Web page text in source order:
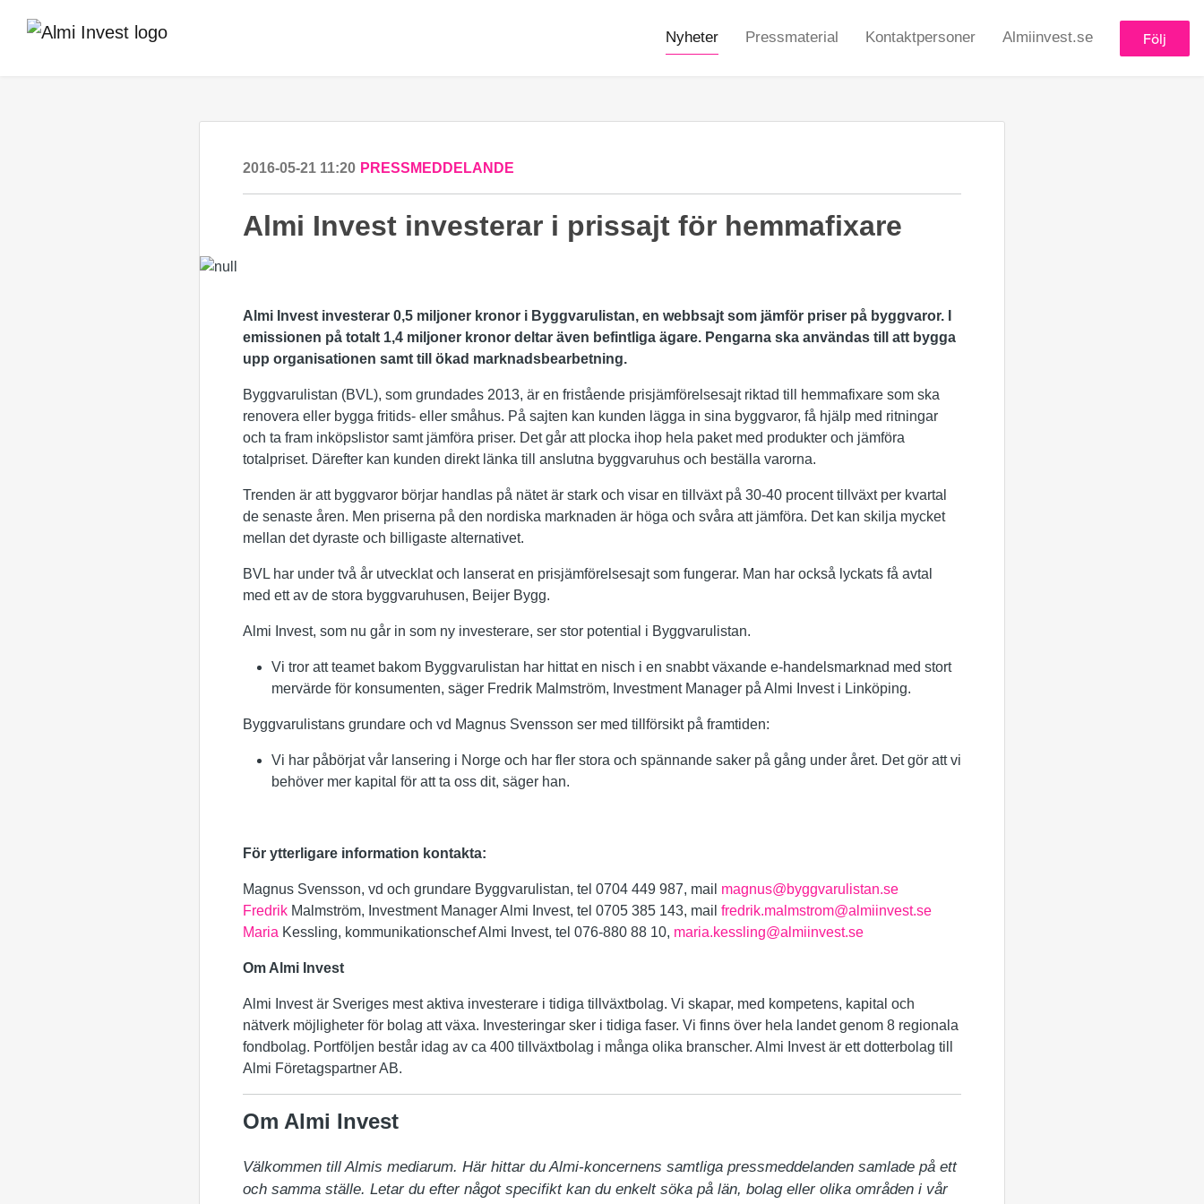
Nyheter Pressmaterial Kontaktpersoner Almiinvest.se Följ
2016-05-21 11:20 PRESSMEDDELANDE
Almi Invest investerar i prissajt för hemmafixare
Almi Invest investerar 0,5 miljoner kronor i Byggvarulistan, en webbsajt som jämför priser på byggvaror. I
emissionen på totalt 1,4 miljoner kronor deltar även befintliga ägare. Pengarna ska användas till att bygga
upp organisationen samt till ökad marknadsbearbetning.
Byggvarulistan (BVL), som grundades 2013, är en fristående prisjämförelsesajt riktad till hemmafixare som ska
renovera eller bygga fritids- eller småhus. På sajten kan kunden lägga in sina byggvaror, få hjälp med ritningar
och ta fram inköpslistor samt jämföra priser. Det går att plocka ihop hela paket med produkter och jämföra
totalpriset. Därefter kan kunden direkt länka till anslutna byggvaruhus och beställa varorna.
Trenden är att byggvaror börjar handlas på nätet är stark och visar en tillväxt på 30-40 procent tillväxt per kvartal
de senaste åren. Men priserna på den nordiska marknaden är höga och svåra att jämföra. Det kan skilja mycket
mellan det dyraste och billigaste alternativet.
BVL har under två år utvecklat och lanserat en prisjämförelsesajt som fungerar. Man har också lyckats få avtal
med ett av de stora byggvaruhusen, Beijer Bygg.
Almi Invest, som nu går in som ny investerare, ser stor potential i Byggvarulistan.
Vi tror att teamet bakom Byggvarulistan har hittat en nisch i en snabbt växande e-handelsmarknad med stort
mervärde för konsumenten, säger Fredrik Malmström, Investment Manager på Almi Invest i Linköping.
Byggvarulistans grundare och vd Magnus Svensson ser med tillförsikt på framtiden:
Vi har påbörjat vår lansering i Norge och har fler stora och spännande saker på gång under året. Det gör att vi
behöver mer kapital för att ta oss dit, säger han.
För ytterligare information kontakta:
Magnus Svensson, vd och grundare Byggvarulistan, tel 0704 449 987, mail magnus@byggvarulistan.se
Fredrik Malmström, Investment Manager Almi Invest, tel 0705 385 143, mail fredrik.malmstrom@almiinvest.se
Maria Kessling, kommunikationschef Almi Invest, tel 076-880 88 10, maria.kessling@almiinvest.se
Om Almi Invest
Almi Invest är Sveriges mest aktiva investerare i tidiga tillväxtbolag. Vi skapar, med kompetens, kapital och
nätverk möjligheter för bolag att växa. Investeringar sker i tidiga faser. Vi finns över hela landet genom 8 regionala
fondbolag. Portföljen består idag av ca 400 tillväxtbolag i många olika branscher. Almi Invest är ett dotterbolag till
Almi Företagspartner AB.
Om Almi Invest
Välkommen till Almis mediarum. Här hittar du Almi-koncernens samtliga pressmeddelanden samlade på ett
och samma ställe. Letar du efter något specifikt kan du enkelt söka på län, bolag eller olika områden i vår